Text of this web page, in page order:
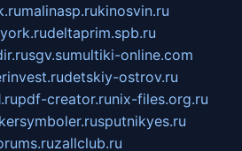
malinasp.rukinosvin.ru
deltaprim.spb.ru
sgv.sumultiki-online.com
detskiy-ostrov.ru
pdf-creator.runix-files.org.ru
sputnikyes.ru
zallclub.ru